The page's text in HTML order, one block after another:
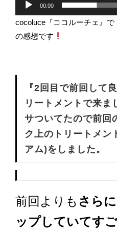
00:00
cocoluce『ココルーチェ』
の感想です
『2回目で前回して
リートメントで来ま
サついてたので前回
ク上のトリートメン
アム)をしました。
前回よりも さら
ップしていてす